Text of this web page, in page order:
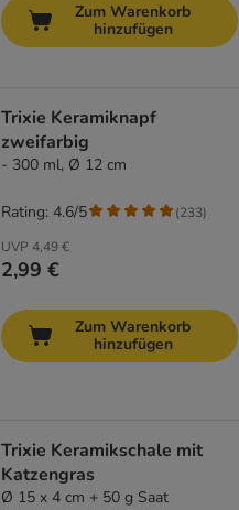
Zum Warenkorb
hinzufügen
Trixie Keramiknapf
zweifarbig
- 300 ml, Ø 12 cm
UVP 4,49 €
2,99 €
Rating: 4.6/5 (233)
Zum Warenkorb
hinzufügen
Trixie Keramikschale mit
Katzengras
Ø 15 x 4 cm + 50 g Saat